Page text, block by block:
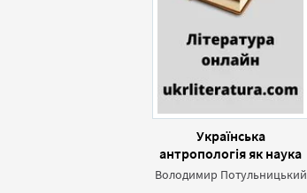
Українська
антропологія як наука
Володимир Потульницький